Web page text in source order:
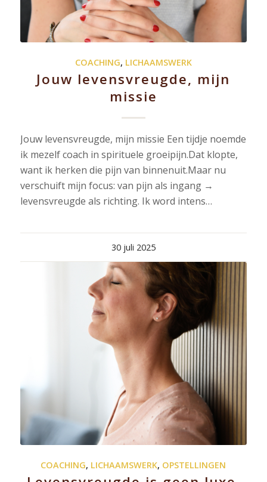
COACHING, LICHAAMSWERK
Jouw levensvreugde, mijn
missie
Jouw levensvreugde, mijn missie Een tijdje noemde
ik mezelf coach in spirituele groeipijn.Dat klopte,
want ik herken die pijn van binnenuit.Maar nu
verschuift mijn focus: van pijn als ingang →
levensvreugde als richting. Ik word intens…
30 juli 2025
COACHING, LICHAAMSWERK, OPSTELLINGEN